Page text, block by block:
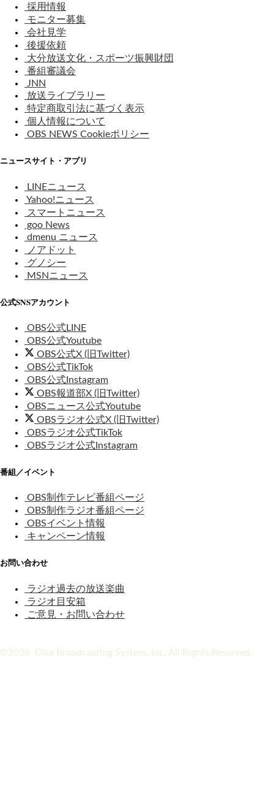
採用情報
モニター募集
会社見学
後援依頼
大分放送文化・スポーツ振興財団
番組審議会
JNN
放送ライブラリー
特定商取引法に基づく表示
個人情報について
OBS NEWS Cookieポリシー
ニュースサイト・アプリ
LINEニュース
Yahoo!ニュース
スマートニュース
goo News
dmenu ニュース
ノアドット
グノシー
MSNニュース
公式SNSアカウント
OBS公式LINE
OBS公式Youtube
OBS公式X (旧Twitter)
OBS公式TikTok
OBS公式Instagram
OBS報道部X (旧Twitter)
OBSニュース公式Youtube
OBSラジオ公式X (旧Twitter)
OBSラジオ公式TikTok
OBSラジオ公式Instagram
番組／イベント
OBS制作テレビ番組ページ
OBS制作ラジオ番組ページ
OBSイベント情報
キャンペーン情報
お問い合わせ
ラジオ過去の放送楽曲
ラジオ目安箱
ご意見・お問い合わせ
©2026 Oita Broadcasting System, Inc. All Rights Reserved.